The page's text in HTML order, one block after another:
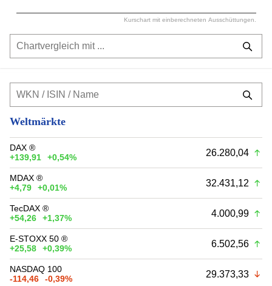
Kurschart mit einberechneten Ausschüttungen.
Weltmärkte
DAX ®
+139,91
+0,54% 26.280,04
MDAX ®
+4,79
+0,01% 32.431,12
TecDAX ®
+54,26
+1,37% 4.000,99
E-STOXX 50 ®
+25,58
+0,39% 6.502,56
NASDAQ 100
-114,46
-0,39% 29.373,33